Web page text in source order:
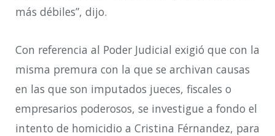
más débiles”, dijo.
Con referencia al Poder Judicial exigió que con la
misma premura con la que se archivan causas
en las que son imputados jueces, fiscales o
empresarios poderosos, se investigue a fondo el
intento de homicidio a Cristina Férnandez, para